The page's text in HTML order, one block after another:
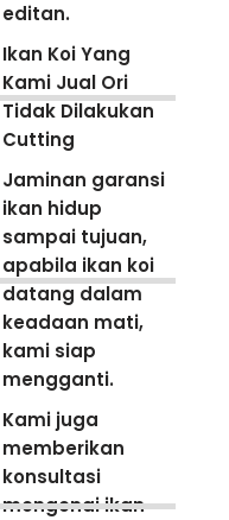
editan.
Ikan Koi Yang
Kami Jual Ori
Tidak Dilakukan
Cutting
Jaminan garansi
ikan hidup
sampai tujuan,
apabila ikan koi
datang dalam
keadaan mati,
kami siap
mengganti.
Kami juga
memberikan
konsultasi
mengenai ikan